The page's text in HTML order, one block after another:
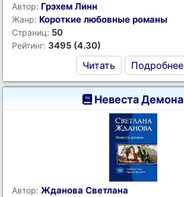
Автор: Грэхем Линн
Жанр: Короткие любовные романы
Страниц: 50
Рейтинг: 3495 (4.30)
Читать Подробнее
Невеста Демона
Автор: Жданова Светлана